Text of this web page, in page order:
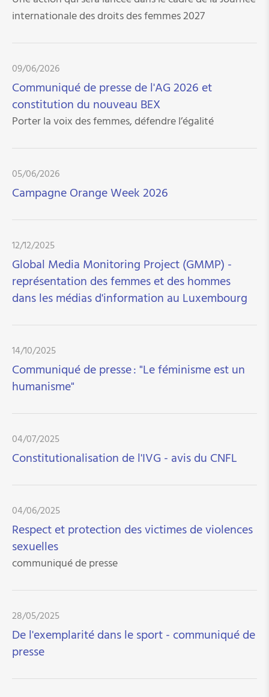
Mobilisation Urgente pour Intégrer le Féminicide
Individualisation des droits à pension -
Communiqué de presse
Plan d'action national pour une égalité entre les
femmes et les hommes - Avis du CNFL
presse
Respect et protection des victimes de violences
sexuelles
Constitutionalisation de l'IVG - avis du CNFL
Campagne Orange Week 2026
Communiqué de presse : "Le féminisme est un
Global Media Monitoring Project (GMMP) -
représentation des femmes et des hommes dans
les médias d'information au Luxembourg
Lancement d’une nouvelle action conjointe avec
les communes: 100_Elles
"Save the Date" pour la première édition des
Publications
élections
Global Media Monitoring Project (GMMP)
Complétez votre carrière d'assurance pension
La publication "Pour l'égalité entre femmes et
hommes- Recueil de bonnes pratiques"
internationale des droits des femmes 2027
09/06/2026
Communiqué de presse de l'AG 2026 et
constitution du nouveau BEX
Porter la voix des femmes, défendre l’égalité
05/06/2026
Campagne Orange Week 2026
12/12/2025
Global Media Monitoring Project (GMMP) -
représentation des femmes et des hommes
dans les médias d'information au Luxembourg
14/10/2025
Communiqué de presse : "Le féminisme est un
humanisme"
04/07/2025
Constitutionalisation de l'IVG - avis du CNFL
04/06/2025
Respect et protection des victimes de violences
sexuelles
communiqué de presse
28/05/2025
De l'exemplarité dans le sport - communiqué de
presse